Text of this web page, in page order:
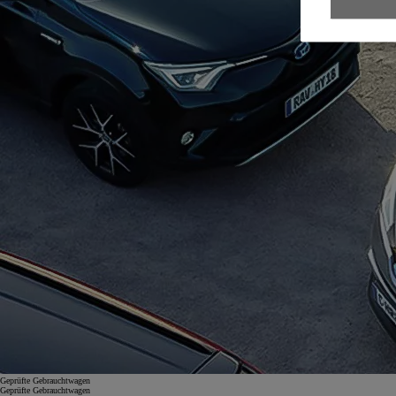
Geprüfte Gebrauchtwagen
Geprüfte Gebrauchtwagen